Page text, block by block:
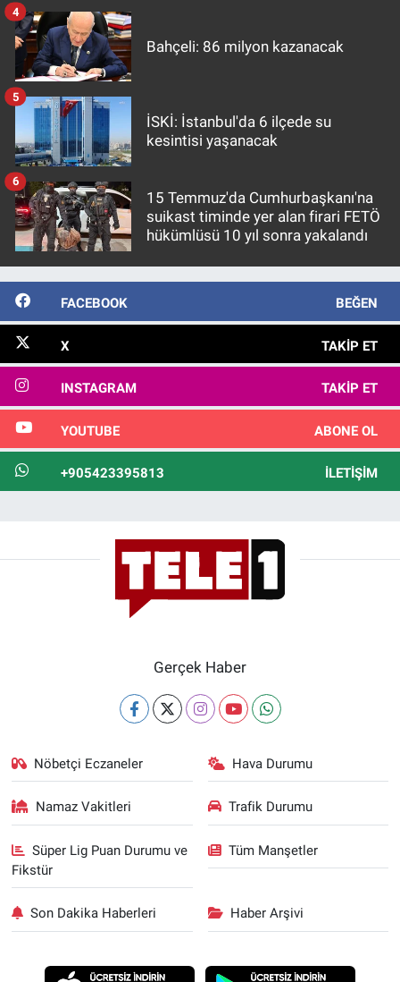
Bahçeli: 86 milyon kazanacak
4
İSKİ: İstanbul'da 6 ilçede su
kesintisi yaşanacak
5
15 Temmuz'da Cumhurbaşkanı'na
suikast timinde yer alan firari FETÖ
hükümlüsü 10 yıl sonra yakalandı
6
FACEBOOK BEĞEN
X TAKIP ET
INSTAGRAM TAKIP ET
YOUTUBE ABONE OL
+905423395813 İLETIŞIM
Gerçek Haber
Nöbetçi Eczaneler Hava Durumu
Namaz Vakitleri Trafik Durumu
Süper Lig Puan Durumu ve
Fikstür
Tüm Manşetler
Son Dakika Haberleri Haber Arşivi